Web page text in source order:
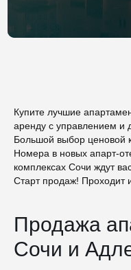
Купите лучшие
аренду с управлением и
Большой выбор ценовой
Номера в новых апарт-
комплексах Сочи ждут
Старт продаж! Проходит
Продажа
Сочи и